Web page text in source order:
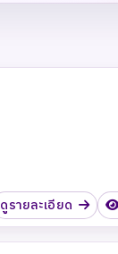
ดูรายละเอียด